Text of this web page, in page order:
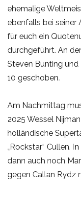
ehemalige
ebenfalls bei seiner
für euch ein
durchgeführt. An
Steven Bunting und
10 geschoben.
Am Nachmittag
2025 Wessel
holländische
„Rockstar“ Cullen.
dann auch noch
gegen Callan Rydz